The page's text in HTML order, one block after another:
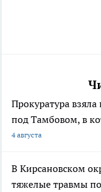
Прокуратура
под Тамбовом, в
4 августа
В Кирсановском
тяжелые травмы